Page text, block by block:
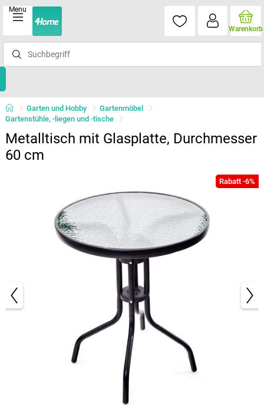
Menu
Warenkorb
Garten und Hobby
Gartenmöbel
Gartenstühle, -liegen und -tische
Metalltisch mit Glasplatte, Durchmesser
60 cm
Rabatt -6%